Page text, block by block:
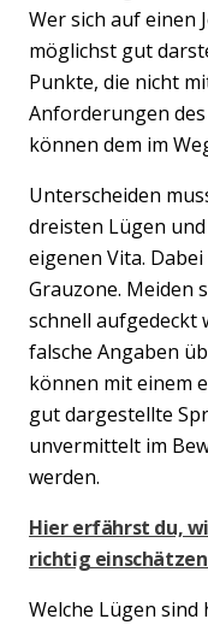
Wer sich auf einen
möglichst gut
Punkte, die nicht
Anforderungen
können dem im
Unterscheiden
dreisten Lügen
eigenen Vita.
Grauzone. Meiden
schnell aufgedeckt
falsche Angaben
können mit einem
gut dargestellte
unvermittelt im
werden.
Hier erfährst du,
richtig
Welche Lügen sind